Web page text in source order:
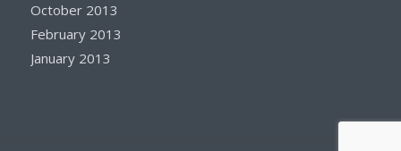
October 2013
February 2013
January 2013